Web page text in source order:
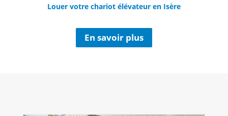
Louer votre chariot élévateur en Isère
En savoir plus